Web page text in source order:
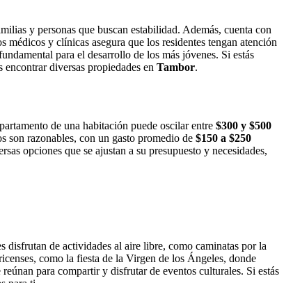
y personas que buscan estabilidad. Además, cuenta con
médicos y clínicas asegura que los residentes tengan atención
para el desarrollo de los más jóvenes. Si estás
diversas propiedades en Tambor.
de una habitación puede oscilar entre $300 y $500
son razonables, con un gasto promedio de $150 a $250
opciones que se ajustan a su presupuesto y necesidades,
de actividades al aire libre, como caminatas por la
como la fiesta de la Virgen de los Ángeles, donde
para compartir y disfrutar de eventos culturales. Si estás